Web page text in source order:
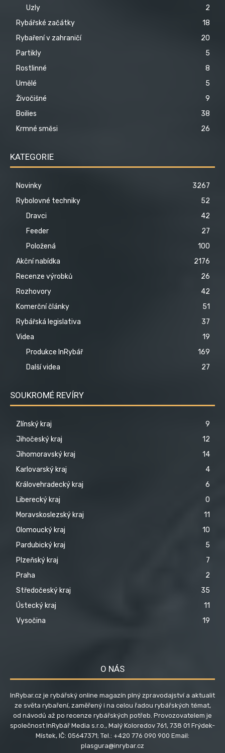
Uzly
2
Rybářské začátky
18
Rybaření v zahraničí
20
Partikly
5
Rostlinné
8
Umělé
5
Živočišné
9
Boilies
38
Krmné směsi
26
KATEGORIE
Novinky
3267
Rybolovné techniky
52
Dravci
42
Feeder
27
Položená
100
Akční nabídka
2176
Recenze výrobků
26
Rozhovory
42
Komerční články
51
Rybářská legislativa
37
Videa
19
Produkce InRybář
169
Další videa
27
SOUKROMÉ REVÍRY
Zlínský kraj
9
Jihočeský kraj
12
Jihomoravský kraj
14
Karlovarský kraj
4
Královehradecký kraj
6
Liberecký kraj
0
Moravskoslezský kraj
11
Olomoucký kraj
10
Pardubický kraj
5
Plzeňský kraj
7
Praha
2
Středočeský kraj
35
Ústecký kraj
11
Vysočina
19
O NÁS
InRybar.cz je rybářský online magazín plný zpravodajství a aktualit
ze světa rybaření, zaměřený i na celou řadou rybářských témat,
od návodů až po recenze rybářských potřeb. Provozovatelem je
společnost InRybář Media s.r.o., Malý Koloredov 761, 738 01 Frýdek-
Místek, IČ: 05647371; Tel.: +420 776 090 900 Email:
plasgura@inrybar.cz